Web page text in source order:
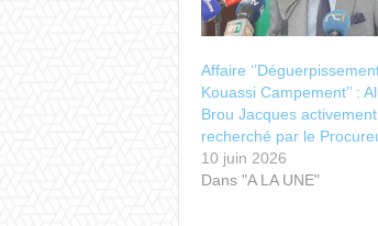
Affaire
Kouassi Campement’’ :
Brou Jacques activement
recherché par le
10 juin 2026
Dans "A LA UNE"